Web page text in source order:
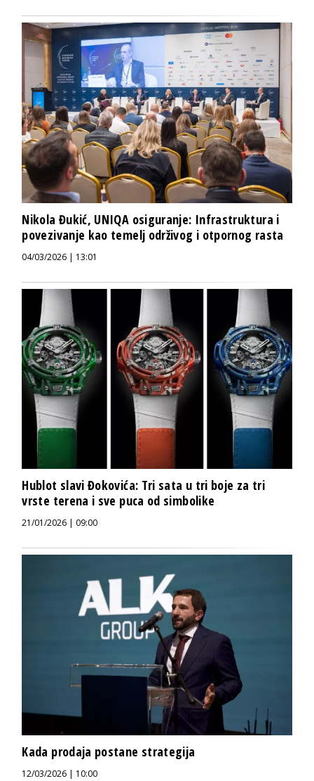
Nikola Đukić, UNIQA osiguranje: Infrastruktura i
povezivanje kao temelj održivog i otpornog rasta
04/03/2026 | 13:01
Hublot slavi Đokovića: Tri sata u tri boje za tri
vrste terena i sve puca od simbolike
21/01/2026 | 09:00
Kada prodaja postane strategija
12/03/2026 | 10:00